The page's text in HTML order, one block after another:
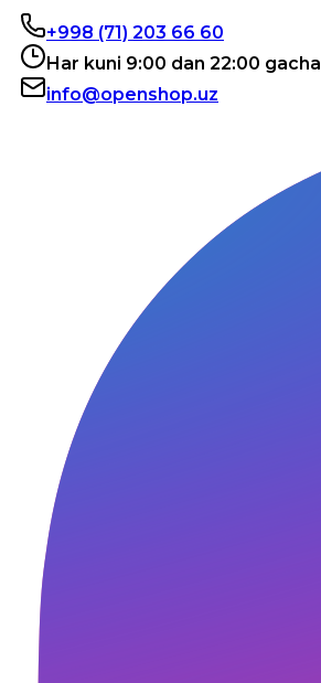
+998 (71) 203 66 60
Har kuni 9:00 dan 22:00 gacha
info@openshop.uz